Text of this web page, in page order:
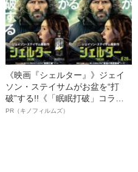
《映画『シェルター』》ジェイ
ソン・ステイサムがお盆を“打
破”する!!《「眠眠打破」コラ
ボ》
PR（キノフィルムズ）